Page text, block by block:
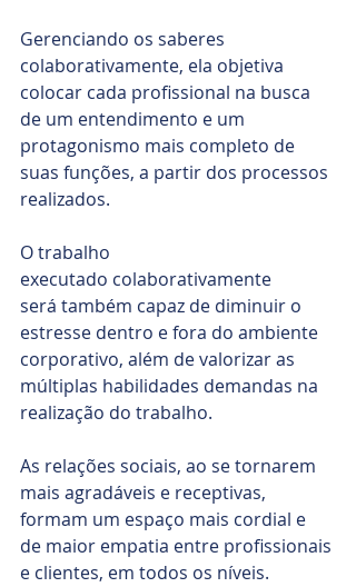
Gerenciando os saberes
colaborativamente, ela objetiva
colocar cada profissional na busca
de um entendimento e um
protagonismo mais completo de
suas funções, a partir dos processos
realizados.
O trabalho
executado colaborativamente
será também capaz de diminuir o
estresse dentro e fora do ambiente
corporativo, além de valorizar as
múltiplas habilidades demandas na
realização do trabalho.
As relações sociais, ao se tornarem
mais agradáveis e receptivas,
formam um espaço mais cordial e
de maior empatia entre profissionais
e clientes, em todos os níveis.